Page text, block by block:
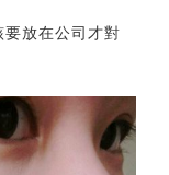
放在公司才對